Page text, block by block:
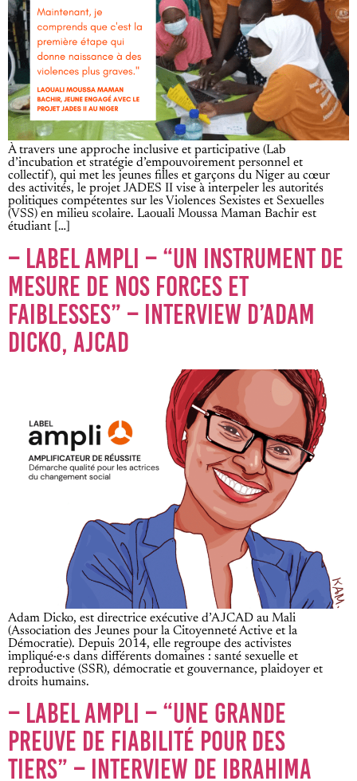
À travers une approche inclusive et participative (Lab
d’incubation et stratégie d’empouvoirement personnel et
collectif), qui met les jeunes filles et garçons du Niger au cœur
des activités, le projet JADES II vise à interpeler les autorités
politiques compétentes sur les Violences Sexistes et Sexuelles
(VSS) en milieu scolaire. Laouali Moussa Maman Bachir est
étudiant […]
– LABEL AMPLI – “UN INSTRUMENT DE
MESURE DE NOS FORCES ET
FAIBLESSES” – INTERVIEW D’ADAM
DICKO, AJCAD
Adam Dicko, est directrice exécutive d’AJCAD au Mali
(Association des Jeunes pour la Citoyenneté Active et la
Démocratie). Depuis 2014, elle regroupe des activistes
impliqué·e·s dans différents domaines : santé sexuelle et
reproductive (SSR), démocratie et gouvernance, plaidoyer et
droits humains.
– LABEL AMPLI – “UNE GRANDE
PREUVE DE FIABILITÉ POUR DES
TIERS” – INTERVIEW DE IBRAHIMA